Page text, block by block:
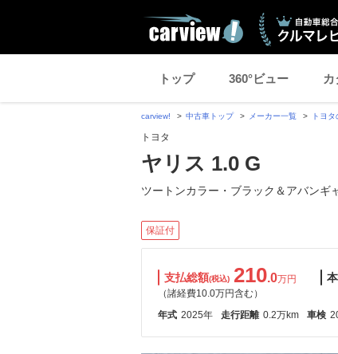
トップ 360°ビュー
carview! 中古車トップ メーカー一覧 トヨ
トヨタ
ヤリス 1.0 G
ツートンカラー・ブラック＆アバンギ
保証付
支払総額(税込) 210.0万円
（諸経費10.0万円含む）
年式 2025年 走行距離 0.2万km 車検